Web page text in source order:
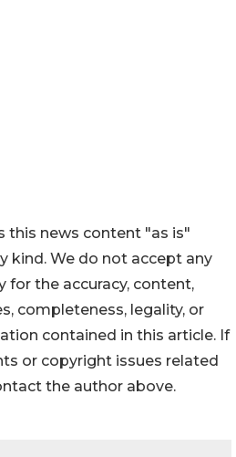
this news content "as is"
kind. We do not accept any
for the accuracy, content,
completeness, legality, or
contained in this article. If
or copyright issues related
the author above.